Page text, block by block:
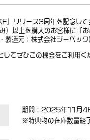
』リリース3周年を記念し
以上を購入のお客様に「
製造元：株式会社ジーベッ
てぜひこの機会をご利用く
期間：2025年11月4
※特典物の在庫数量終